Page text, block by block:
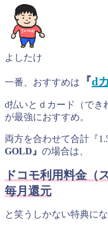
よしたけ
一番、おすすめは 『d
d払いとｄカード（でき
が最強におすすめ。
両方を合わせて合計『
GOLD』 の場合は、
ドコモ利用料金（
毎月還元
と笑うしかない特典にな